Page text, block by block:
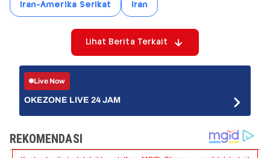
Iran-Amerika Serikat Iran
Lihat Berita Terkait
Live Now
OKEZONE LIVE 24 JAM